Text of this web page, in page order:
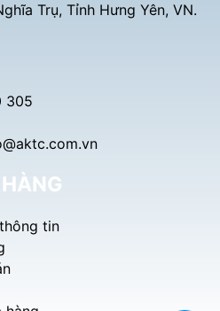
Trụ, Tỉnh Hưng Yên, VN.
305
tin